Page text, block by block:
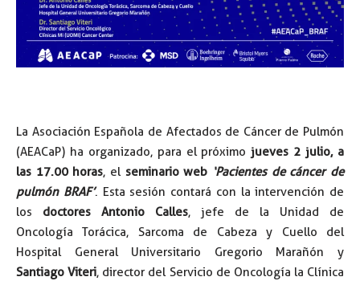
La Asociación Española de Afectados de Cáncer de Pulmón
(AEACaP) ha organizado, para el próximo jueves 2 julio, a
las 17.00 horas, el seminario web ‘Pacientes de cáncer de
pulmón BRAF’. Esta sesión contará con la intervención de
los doctores Antonio Calles, jefe de la Unidad de
Oncología Torácica, Sarcoma de Cabeza y Cuello del
Hospital General Universitario Gregorio Marañón y
Santiago Viteri, director del Servicio de Oncología la Clínica